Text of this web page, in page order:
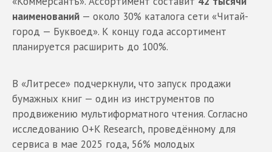
наименований — около 30% каталога сети «Читай-
город — Буквоед». К концу года ассортимент
планируется расширить до 100%.
В «Литресе» подчеркнули, что запуск продажи
бумажных книг — один из инструментов по
продвижению мультиформатного чтения. Согласно
исследованию O+K Research, проведённому для
сервиса в мае 2025 года, 56% молодых